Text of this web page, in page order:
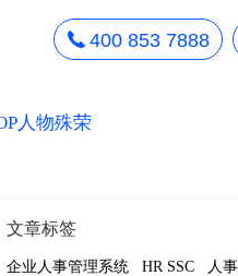
400 853 7888
人物殊荣
文章标签
企业人事管理系统 HR SSC
人